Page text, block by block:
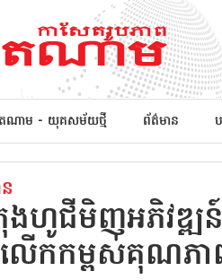
តណាម - យុគសម័យថ្មី ព័ត៌មាន
ងហូជីមិញអភិវឌ្ឍន៍
លើកកម្ពស់គុណភា